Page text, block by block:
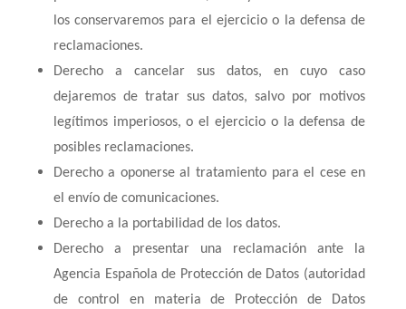
los conservaremos para el ejercicio o la defensa de
reclamaciones.
Derecho a cancelar sus datos, en cuyo caso
dejaremos de tratar sus datos, salvo por motivos
legítimos imperiosos, o el ejercicio o la defensa de
posibles reclamaciones.
Derecho a oponerse al tratamiento para el cese en
el envío de comunicaciones.
Derecho a la portabilidad de los datos.
Derecho a presentar una reclamación ante la
Agencia Española de Protección de Datos (autoridad
de control en materia de Protección de Datos